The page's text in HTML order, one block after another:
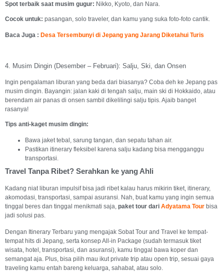
Spot terbaik saat musim gugur: Nikko, Kyoto, dan Nara.
Cocok untuk: pasangan, solo traveler, dan kamu yang suka foto-foto cantik.
Baca Juga : Desa Tersembunyi di Jepang yang Jarang Diketahui Turis
4. Musim Dingin (Desember – Februari): Salju, Ski, dan Onsen
Ingin pengalaman liburan yang beda dari biasanya? Coba deh ke Jepang pas
musim dingin. Bayangin: jalan kaki di tengah salju, main ski di Hokkaido, atau
berendam air panas di onsen sambil dikelilingi salju tipis. Ajaib banget
rasanya!
Tips anti-kaget musim dingin:
Bawa jaket tebal, sarung tangan, dan sepatu tahan air.
Pastikan itinerary fleksibel karena salju kadang bisa mengganggu
transportasi.
Travel Tanpa Ribet? Serahkan ke yang Ahli
Kadang niat liburan impulsif bisa jadi ribet kalau harus mikirin tiket, itinerary,
akomodasi, transportasi, sampai asuransi. Nah, buat kamu yang ingin semua
tinggal beres dan tinggal menikmati saja, paket tour dari Adyatama Tour bisa
jadi solusi pas.
Dengan Itinerary Terbaru yang mengajak Sobat Tour and Travel ke tempat-
tempat hits di Jepang, serta konsep All-in Package (sudah termasuk tiket
wisata, hotel, transportasi, dan asuransi), kamu tinggal bawa koper dan
semangat aja. Plus, bisa pilih mau ikut private trip atau open trip, sesuai gaya
traveling kamu entah bareng keluarga, sahabat, atau solo.